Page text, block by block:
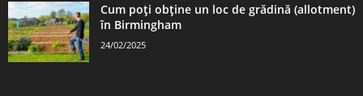
Cum poți obține un loc de grădină (allotment)
în Birmingham
24/02/2025